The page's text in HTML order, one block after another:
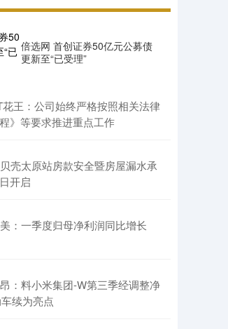
倍选网 首创证券50亿元公募债
更新至“已受理”
王：公司始终严格按照相关法律
》等要求推进重点工作
壳太原站房款安全暨房屋漏水承
开启
：一季度归母净利润同比增长
：料小米集团-W第三季经调整净
续为亮点